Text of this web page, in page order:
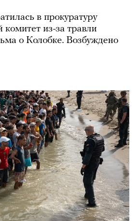
в прокуратуру
из-за травли
о Колобке. Возбуждено